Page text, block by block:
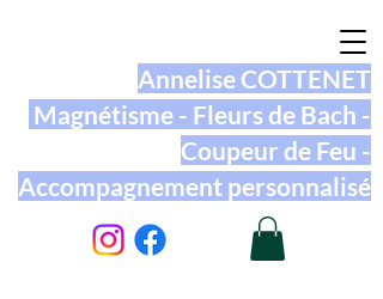
Annelise COTTENET
Magnétisme - Fleurs de Bach -
Coupeur de Feu -
Accompagnement personnalisé